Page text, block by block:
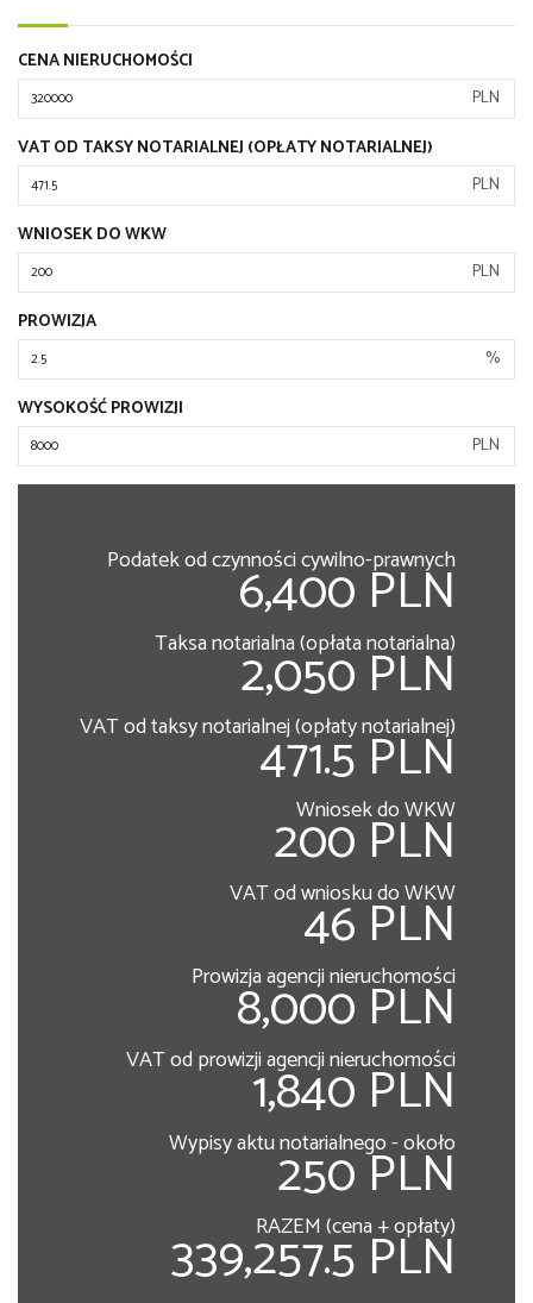
CENA NIERUCHOMOŚCI
PLN
VAT OD TAKSY NOTARIALNEJ (OPŁATY NOTARIALNEJ)
PLN
WNIOSEK DO WKW
PLN
PROWIZJA
%
WYSOKOŚĆ PROWIZJI
PLN
Podatek od czynności cywilno-prawnych
6,400 PLN
Taksa notarialna (opłata notarialna)
2,050 PLN
VAT od taksy notarialnej (opłaty notarialnej)
471.5 PLN
Wniosek do WKW
200 PLN
VAT od wniosku do WKW
46 PLN
Prowizja agencji nieruchomości
8,000 PLN
VAT od prowizji agencji nieruchomości
1,840 PLN
Wypisy aktu notarialnego - około
250 PLN
RAZEM (cena + opłaty)
339,257.5 PLN